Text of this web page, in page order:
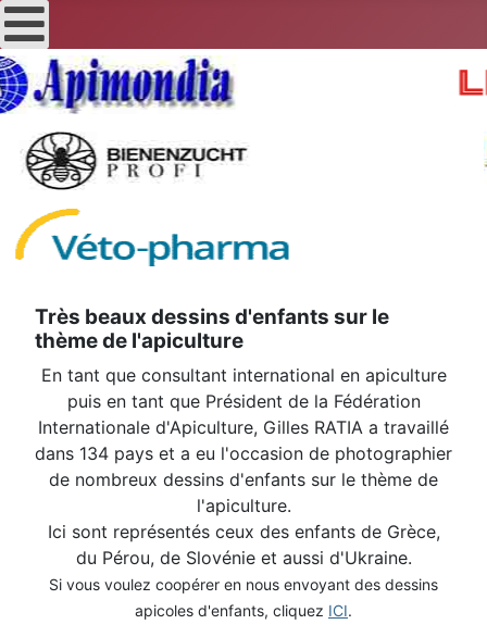
Très beaux dessins d'enfants sur le
thème de l'apiculture
En tant que consultant international en apiculture
puis en tant que Président de la Fédération
Internationale d'Apiculture, Gilles RATIA a travaillé
dans 134 pays et a eu l'occasion de photographier
de nombreux dessins d'enfants sur le thème de
l'apiculture.
Ici sont représentés ceux des enfants de Grèce,
du Pérou, de Slovénie et aussi d'Ukraine.
Si vous voulez coopérer en nous envoyant des dessins
apicoles d'enfants, cliquez ICI.